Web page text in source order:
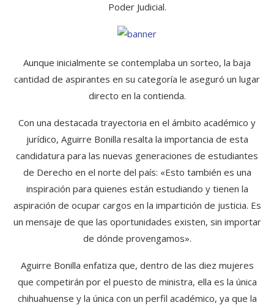
Poder Judicial.
Aunque inicialmente se contemplaba un sorteo, la baja
cantidad de aspirantes en su categoría le aseguró un lugar
directo en la contienda.
Con una destacada trayectoria en el ámbito académico y
jurídico, Aguirre Bonilla resalta la importancia de esta
candidatura para las nuevas generaciones de estudiantes
de Derecho en el norte del país: «Esto también es una
inspiración para quienes están estudiando y tienen la
aspiración de ocupar cargos en la impartición de justicia. Es
un mensaje de que las oportunidades existen, sin importar
de dónde provengamos».
Aguirre Bonilla enfatiza que, dentro de las diez mujeres
que competirán por el puesto de ministra, ella es la única
chihuahuense y la única con un perfil académico, ya que la